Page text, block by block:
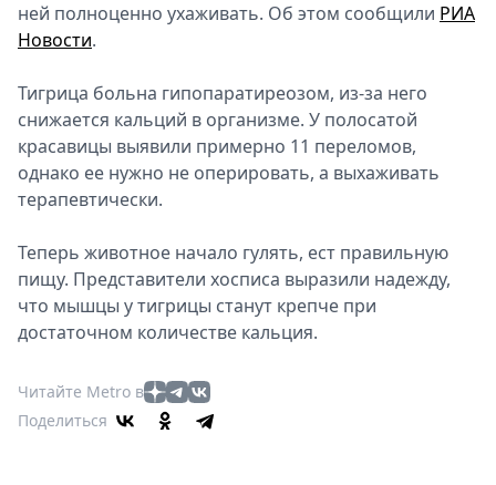
ней полноценно ухаживать. Об этом сообщили РИА
Новости.
Тигрица больна гипопаратиреозом, из-за него
снижается кальций в организме. У полосатой
красавицы выявили примерно 11 переломов,
однако ее нужно не оперировать, а выхаживать
терапевтически.
Теперь животное начало гулять, ест правильную
пищу. Представители хосписа выразили надежду,
что мышцы у тигрицы станут крепче при
достаточном количестве кальция.
Читайте Metro в
Поделиться